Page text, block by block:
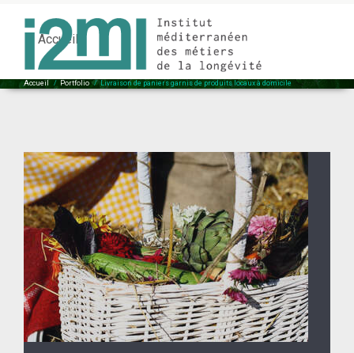
Accueil
Livraison de paniers garnis de produits locaux à domicile
Accueil / Portfolio /Livraison de paniers garnis de produits locaux à domicile